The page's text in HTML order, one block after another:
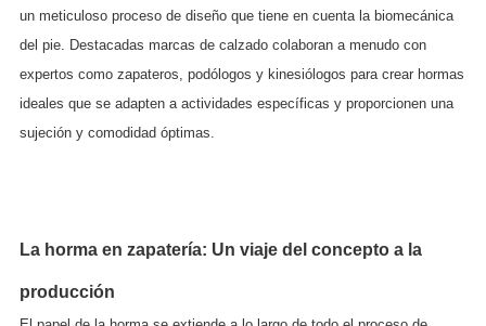
un meticuloso proceso de diseño que tiene en cuenta la biomecánica
del pie. Destacadas marcas de calzado colaboran a menudo con
expertos como zapateros, podólogos y kinesiólogos para crear hormas
ideales que se adapten a actividades específicas y proporcionen una
sujeción y comodidad óptimas.
La horma en zapatería: Un viaje del concepto a la
producción